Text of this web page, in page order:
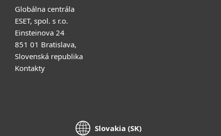
Globálna centrála
ESET, spol. s r.o.
Einsteinova 24
851 01 Bratislava,
Slovenská republika
Kontakty
Slovakia (SK)